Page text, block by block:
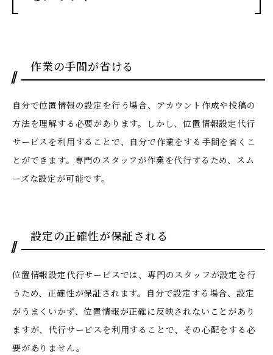
作業の手間が省ける
自分で位置情報の設定を行う場合、アカウント作成や投稿の
方法を理解する必要があります。しかし、位置情報設定代行
サービスを利用することで、自分で作業をする手間を省くこ
とができます。専門のスタッフが作業を代行するため、スム
ーズな設定が可能です。
設定の正確性が保証される
位置情報設定代行サービスでは、専門のスタッフが設定を行
うため、正確性が保証されます。自分で設定する場合、設定
がうまくいかず、位置情報が正確に反映されないことがあり
ますが、代行サービスを利用することで、その心配をする必
要がありません。